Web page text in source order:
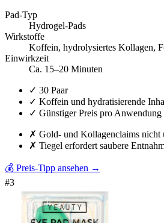
Pad-Typ
Hydrogel-Pads
Wirkstoffe
Koffein, hydrolysiertes Kollagen,
Einwirkzeit
Ca. 15–20 Minuten
✓ 30 Paar
✓ Koffein und hydratisierende
✓ Günstiger Preis pro Anwendung
✗ Gold- und Kollagenclaims nicht
✗ Tiegel erfordert saubere
💰 Preis-Tipp ansehen →
#3